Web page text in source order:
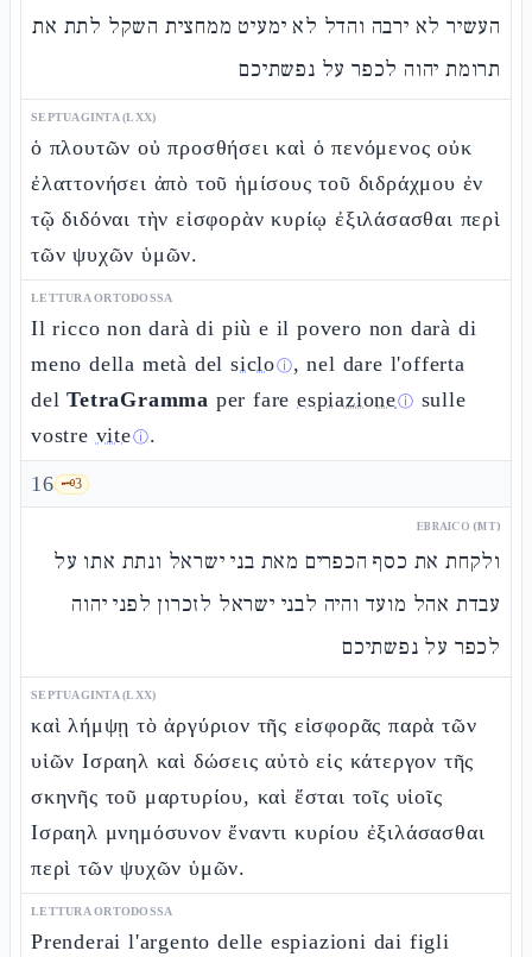
העשיר לא ירבה והדל לא ימעיט ממחצית השקל לתת את
תרומת יהוה לכפר על נפשתיכם
SEPTUAGINTA (LXX)
ὁ πλουτῶν οὐ προσθήσει καὶ ὁ πενόμενος οὐκ
ἐλαττονήσει ἀπὸ τοῦ ἡμίσους τοῦ διδράχμου ἐν
τῷ διδόναι τὴν εἰσφορὰν κυρίῳ ἐξιλάσασθαι περὶ
τῶν ψυχῶν ὑμῶν.
LETTURA ORTODOSSA
Il ricco non darà di più e il povero non darà di
meno della metà delsicloⓘ, nel dare l'offerta
delTetraGramma per fareespiazioneⓘ sulle
vostre viteⓘ.
16 🗝️3
EBRAICO (MT)
ולקחת את כסף הכפרים מאת בני ישראל ונתת אתו על
עבדת אהל מועד והיה לבני ישראל לזכרון לפני יהוה
לכפר על נפשתיכם
SEPTUAGINTA (LXX)
καὶ λήμψῃ τὸ ἀργύριον τῆς εἰσφορᾶς παρὰ τῶν
υἱῶν Ισραηλ καὶ δώσεις αὐτὸ εἰς κάτεργον τῆς
σκηνῆς τοῦ μαρτυρίου, καὶ ἔσται τοῖς υἱοῖς
Ισραηλ μνημόσυνον ἔναντι κυρίου ἐξιλάσασθαι
περὶ τῶν ψυχῶν ὑμῶν.
LETTURA ORTODOSSA
Prenderai l'argento delle espiazioni dai figli